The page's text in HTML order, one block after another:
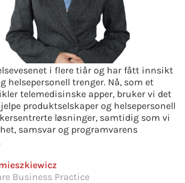
i flere tiår og har fått innsikt
helsepersonell trenger. Nå, som et
telemedisinske apper, bruker vi det
produktselskaper og helsepersonell
løsninger, samtidig som vi
samsvar og programvarens
Business Practice